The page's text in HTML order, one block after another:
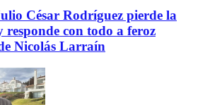
César Rodríguez pierde la
responde con todo a feroz
Nicolás Larraín